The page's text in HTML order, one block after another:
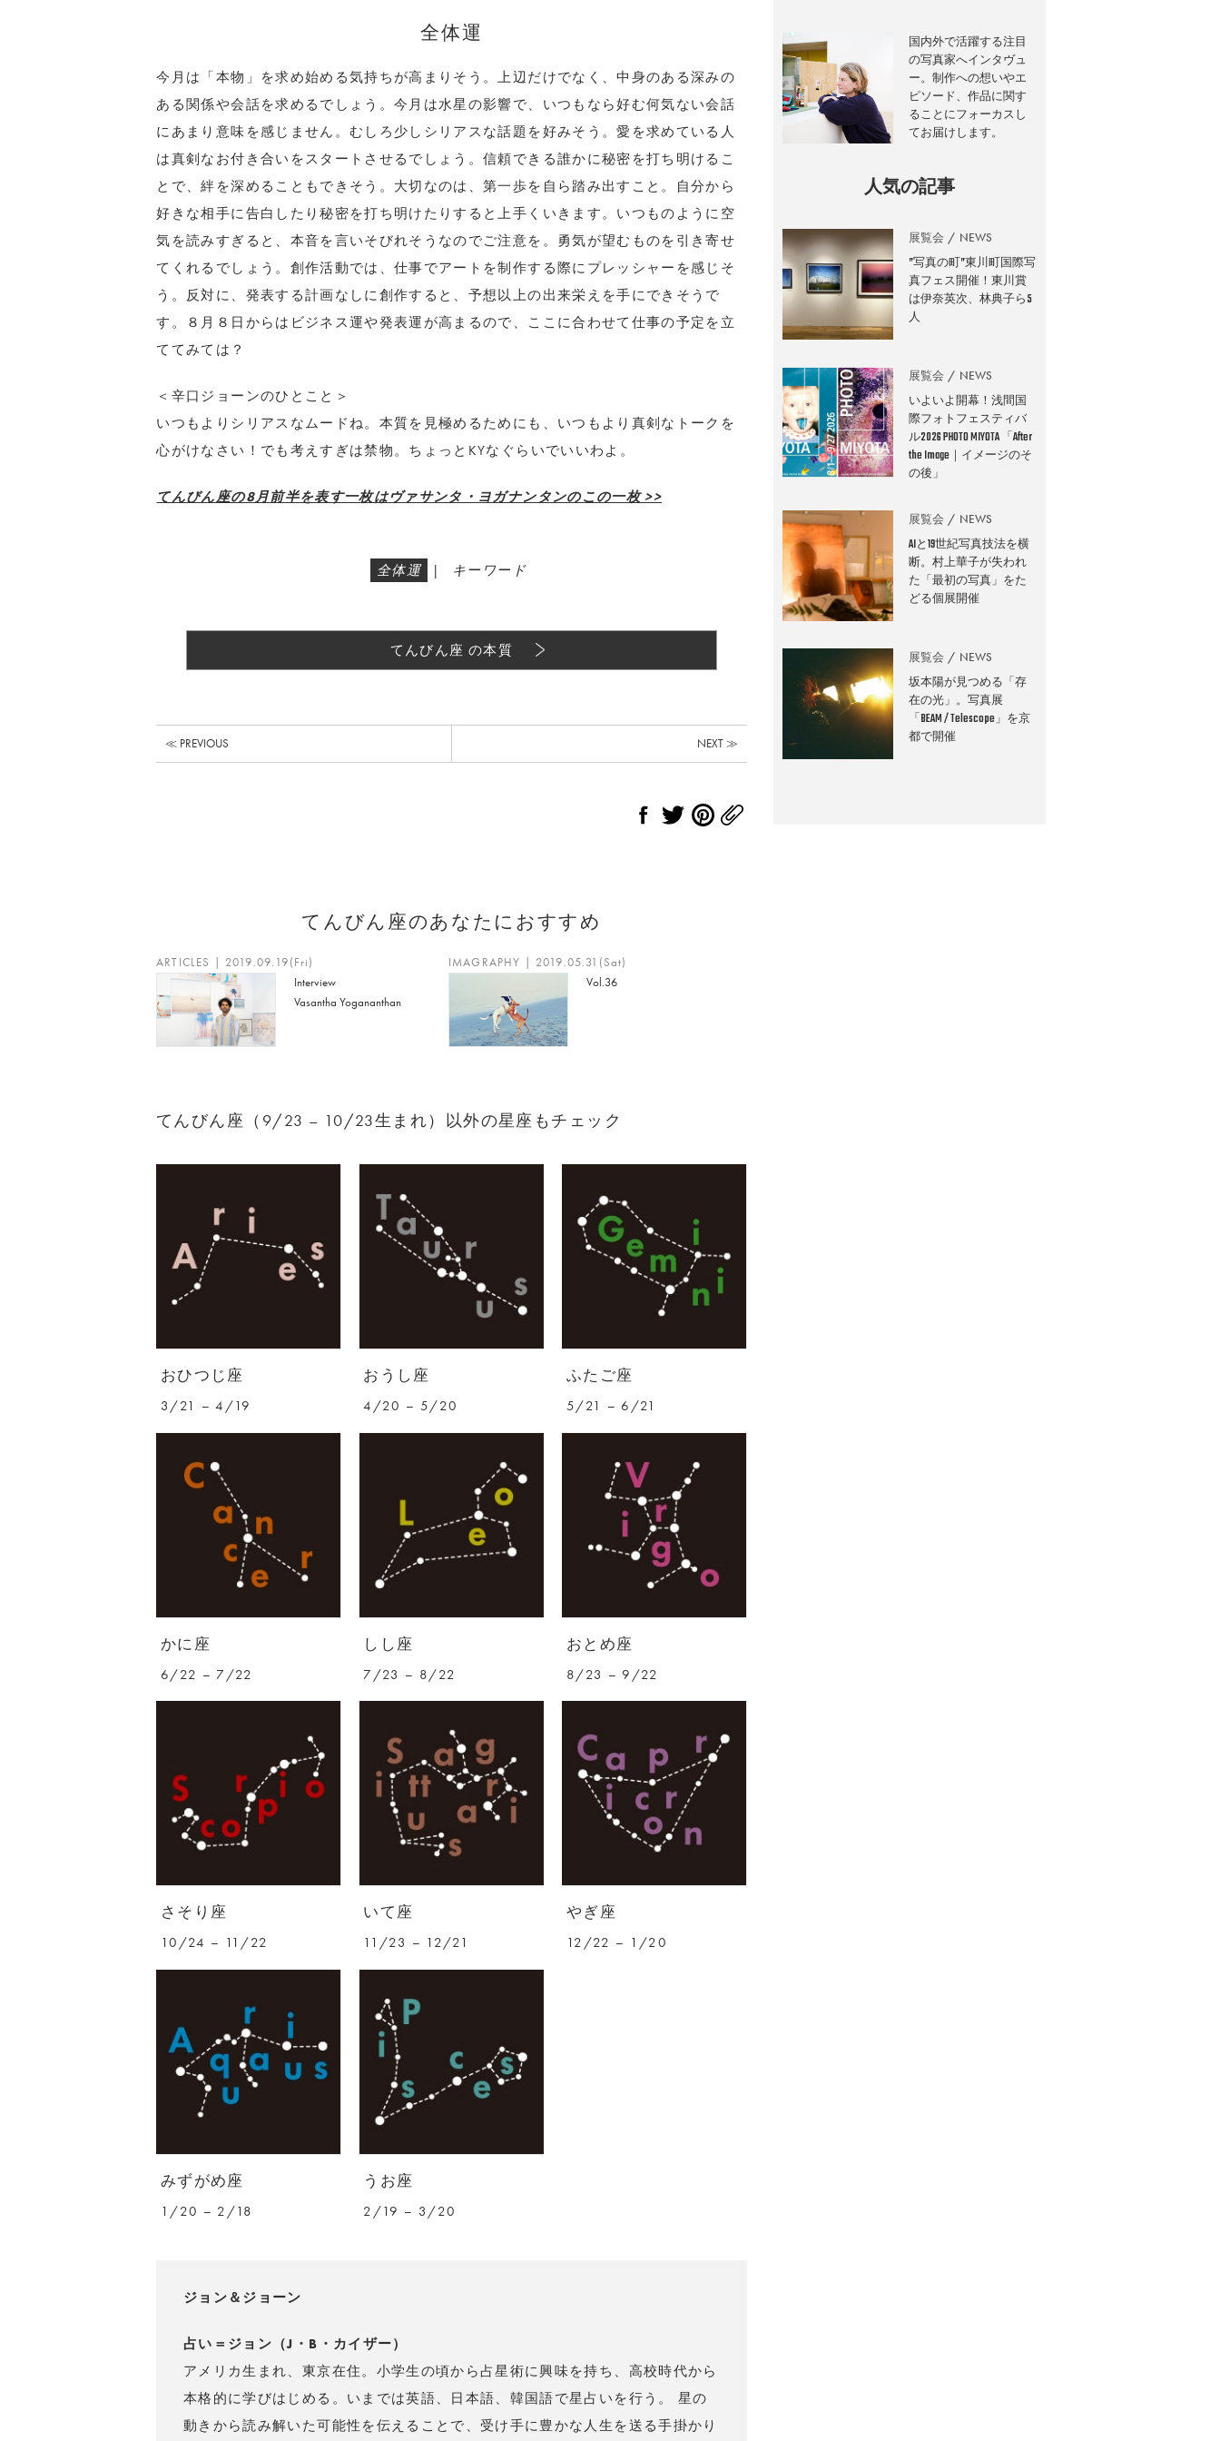
全体運
今月は「本物」を求め始める気持ちが高まりそう。上辺だけでなく、中身のある深みの
ある関係や会話を求めるでしょう。今月は水星の影響で、いつもなら好む何気ない会話
にあまり意味を感じません。むしろ少しシリアスな話題を好みそう。愛を求めている人
は真剣なお付き合いをスタートさせるでしょう。信頼できる誰かに秘密を打ち明けるこ
とで、絆を深めることもできそう。大切なのは、第一歩を自ら踏み出すこと。自分から
好きな相手に告白したり秘密を打ち明けたりすると上手くいきます。いつものように空
気を読みすぎると、本音を言いそびれそうなのでご注意を。勇気が望むものを引き寄せ
てくれるでしょう。創作活動では、仕事でアートを制作する際にプレッシャーを感じそ
う。反対に、発表する計画なしに創作すると、予想以上の出来栄えを手にできそうで
す。８月８日からはビジネス運や発表運が高まるので、ここに合わせて仕事の予定を立
ててみては？
＜辛口ジョーンのひとこと＞
いつもよりシリアスなムードね。本質を見極めるためにも、いつもより真剣なトークを
心がけなさい！でも考えすぎは禁物。ちょっとKYなぐらいでいいわよ。
てんびん座の8月前半を表す一枚はヴァサンタ・ヨガナンタンのこの一枚 >>
全体運 | キーワード
てんびん座 の本質
≪ PREVIOUS NEXT ≫
てんびん座のあなたにおすすめ
ARTICLES | 2019.09.19(Fri)
Interview
Vasantha Yogananthan
IMAGRAPHY | 2019.05.31(Sat)
Vol.36
てんびん座（9/23 – 10/23生まれ）以外の星座もチェック
おひつじ座
3/21 – 4/19
おうし座
4/20 – 5/20
ふたご座
5/21 – 6/21
かに座
6/22 – 7/22
しし座
7/23 – 8/22
おとめ座
8/23 – 9/22
さそり座
10/24 – 11/22
いて座
11/23 – 12/21
やぎ座
12/22 – 1/20
みずがめ座
1/20 – 2/18
うお座
2/19 – 3/20
ジョン＆ジョーン
占い＝ジョン（J・B・カイザー）
アメリカ生まれ、東京在住。小学生の頃から占星術に興味を持ち、高校時代から
本格的に学びはじめる。いまでは英語、日本語、韓国語で星占いを行う。 星の
動きから読み解いた可能性を伝えることで、受け手に豊かな人生を送る手掛かり
国内外で活躍する注目
の写真家へインタヴュ
ー。制作への想いやエ
ピソード、作品に関す
ることにフォーカスし
てお届けします。
人気の記事
展覧会 NEWS
”写真の町”東川町国際写
真フェス開催！東川賞
は伊奈英次、林典子ら5
人
展覧会 NEWS
いよいよ開幕！浅間国
際フォトフェスティバ
ル2026 PHOTO MIYOTA 「After
the Image｜イメージのそ
の後」
展覧会 NEWS
AIと19世紀写真技法を横
断。村上華子が失われ
た「最初の写真」をた
どる個展開催
展覧会 NEWS
坂本陽が見つめる「存
在の光」。写真展
「BEAM / Telescope」を京
都で開催